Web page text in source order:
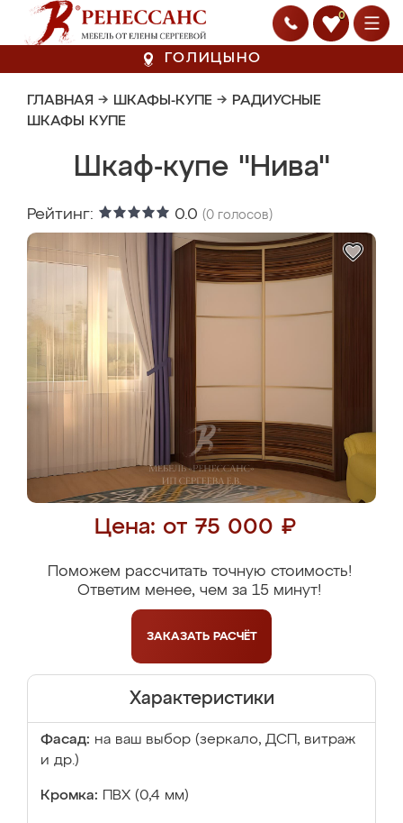
0
ГОЛИЦЫНО
ГЛАВНАЯ → ШКАФЫ-КУПЕ → РАДИУСНЫЕ
ШКАФЫ КУПЕ
Шкаф-купе "Нива"
Рейтинг: 0.0 (0 голосов)
Цена: от 75 000 ₽
Поможем рассчитать точную стоимость!
Ответим менее, чем за 15 минут!
ЗАКАЗАТЬ РАСЧЁТ
Характеристики
Фасад: на ваш выбор (зеркало, ДСП, витраж
и др.)
Кромка: ПВХ (0,4 мм)